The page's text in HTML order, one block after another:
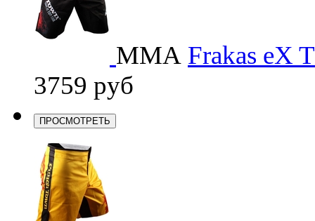
ММА Frakas eX
3759 руб
ПРОСМОТРЕТЬ